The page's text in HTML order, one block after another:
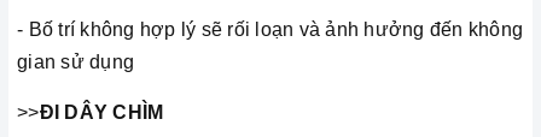
- Bố trí không hợp lý sẽ rối loạn và ảnh hưởng đến không
gian sử dụng
>>ÐI DÂY CHÌM